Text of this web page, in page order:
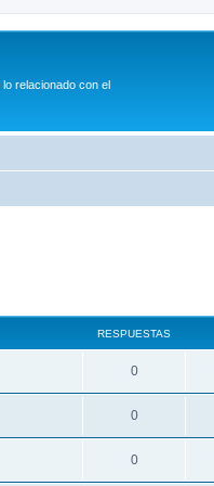
relacionado con el
RESPUESTAS
0R
e
p
u
0R
e
0R